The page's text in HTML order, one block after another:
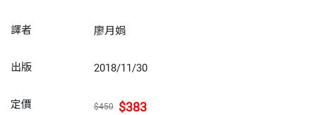
譯者 廖月娟
出版 2018/11/30
定價 $450 $383